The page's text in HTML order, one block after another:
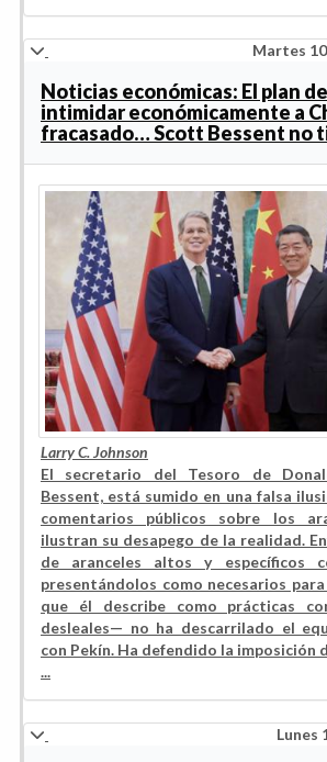
Martes
Noticias económicas: El plan
intimidar económicamente a
fracasado… Scott Bessent no
Larry C. Johnson
El secretario del Tesoro de
Bessent, está sumido en una falsa
comentarios públicos sobre los
ilustran su desapego de la realidad.
de aranceles altos y específicos
presentándolos como necesarios
que él describe como prácticas
desleales— no ha descarrilado el
con Pekín. Ha defendido la imposición
...
Lunes